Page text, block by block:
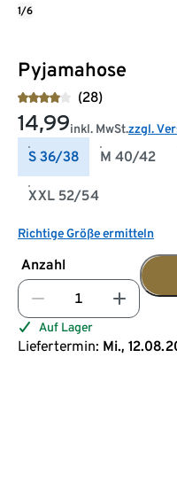
Pyjamahose
(28)
14,99inkl. MwSt.zzgl.
S 36/38 M 40/42
XXL 52/54
Richtige Größe ermitteln
Anzahl
Auf Lager
Liefertermin: Mi.,
1/6